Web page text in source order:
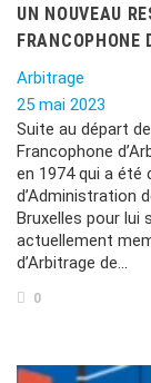
UN NOUVEAU
FRANCOPHONE
Arbitrage
25 mai 2023
Suite au départ
Francophone
en 1974 qui a été
d’Administration
Bruxelles pour lui
actuellement
d’Arbitrage de…
0